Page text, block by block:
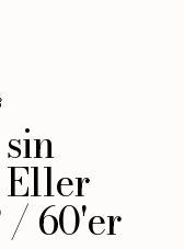
/ 60'er